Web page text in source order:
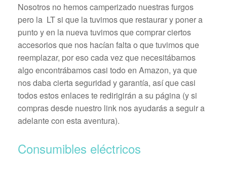
Nosotros no hemos camperizado nuestras furgos
pero la LT si que la tuvimos que restaurar y poner a
punto y en la nueva tuvimos que comprar ciertos
accesorios que nos hacían falta o que tuvimos que
reemplazar, por eso cada vez que necesitábamos
algo encontrábamos casi todo en Amazon, ya que
nos daba cierta seguridad y garantía, así que casi
todos estos enlaces te redirigirán a su página (y si
compras desde nuestro link nos ayudarás a seguir a
adelante con esta aventura).
Consumibles eléctricos